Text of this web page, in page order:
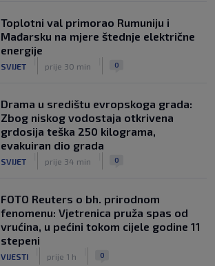
Toplotni val primorao Rumuniju i
Mađarsku na mjere štednje električne
energije
SVIJET prije 30 min 0
Drama u središtu evropskoga grada:
Zbog niskog vodostaja otkrivena
grdosija teška 250 kilograma,
evakuiran dio grada
SVIJET prije 34 min 0
FOTO Reuters o bh. prirodnom
fenomenu: Vjetrenica pruža spas od
vrućina, u pećini tokom cijele godine 11
stepeni
VIJESTI prije 1 h 0